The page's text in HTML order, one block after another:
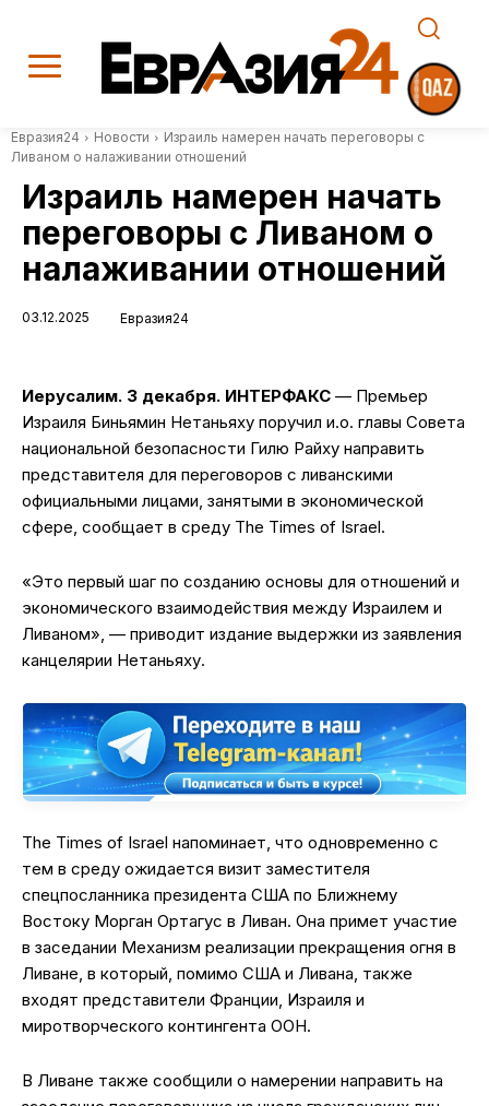
Евразия24 Новости
Израиль намерен начать переговоры с
Ливаном о налаживании отношений
Израиль намерен начать
переговоры с Ливаном о
налаживании отношений
03.12.2025 Евразия24
Иерусалим. 3 декабря. ИНТЕРФАКС — Премьер
Израиля Биньямин Нетаньяху поручил и.о. главы Совета
национальной безопасности Гилю Райху направить
представителя для переговоров с ливанскими
официальными лицами, занятыми в экономической
сфере, сообщает в среду The Times of Israel.
«Это первый шаг по созданию основы для отношений и
экономического взаимодействия между Израилем и
Ливаном», — приводит издание выдержки из заявления
канцелярии Нетаньяху.
The Times of Israel напоминает, что одновременно с
тем в среду ожидается визит заместителя
спецпосланника президента США по Ближнему
Востоку Морган Ортагус в Ливан. Она примет участие
в заседании Механизм реализации прекращения огня в
Ливане, в который, помимо США и Ливана, также
входят представители Франции, Израиля и
миротворческого контингента ООН.
В Ливане также сообщили о намерении направить на